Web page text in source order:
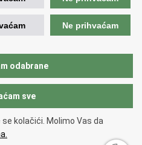
Ne prihvaćam
odabrane
sve
kolačići. Molimo Vas da